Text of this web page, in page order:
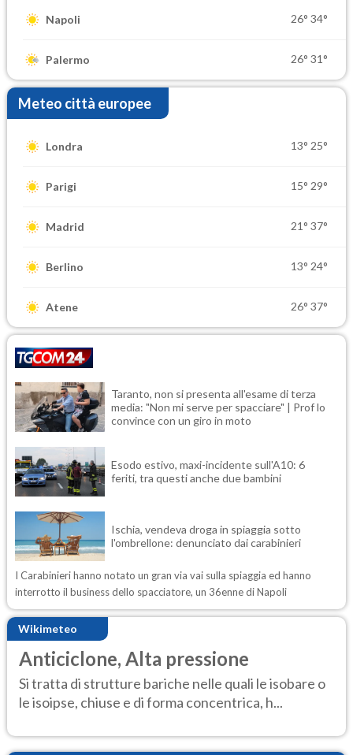
Napoli 26° 34°
Palermo 26° 31°
Meteo città europee
Londra 13° 25°
Parigi 15° 29°
Madrid 21° 37°
Berlino 13° 24°
Atene 26° 37°
Taranto, non si presenta all'esame di terza
media: "Non mi serve per spacciare" | Prof lo
convince con un giro in moto
Esodo estivo, maxi-incidente sull'A10: 6
feriti, tra questi anche due bambini
Ischia, vendeva droga in spiaggia sotto
l'ombrellone: denunciato dai carabinieri
I Carabinieri hanno notato un gran via vai sulla spiaggia ed hanno
interrotto il business dello spacciatore, un 36enne di Napoli
Wikimeteo
Anticiclone, Alta pressione
Si tratta di strutture bariche nelle quali le isobare o
le isoipse, chiuse e di forma concentrica, h...